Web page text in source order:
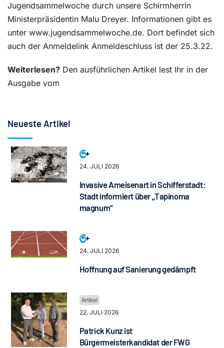
Jugendsammelwoche durch unsere Schirmherrin
Ministerpräsidentin Malu Dreyer. Informationen gibt es
unter www.jugendsammelwoche.de. Dort befindet sich
auch der Anmeldelink Anmeldeschluss ist der 25.3.22.
Weiterlesen? Den ausführlichen Artikel lest Ihr in der
Ausgabe vom
Neueste Artikel
24. JULI 2026
Invasive Ameisenart in Schifferstadt:
Stadt informiert über „Tapinoma
magnum“
24. JULI 2026
Hoffnung auf Sanierung gedämpft
22. JULI 2026
Patrick Kunz ist
Bürgermeisterkandidat der FWG